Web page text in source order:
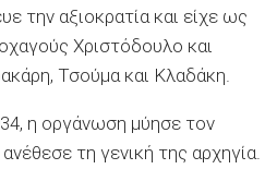
την αξιοκρατία και είχε ως
Χριστόδουλο και
Τσούμα και Κλαδάκη.
η οργάνωση μύησε τον
τη γενική της αρχηγία.